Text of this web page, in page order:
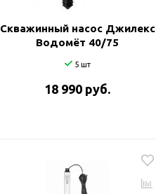
Скважинный насос Джилекс
Водомёт 40/75
5 шт
18 990 руб.